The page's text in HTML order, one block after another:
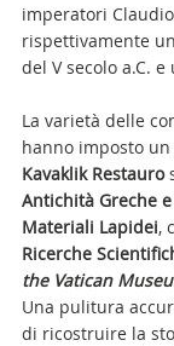
imperatori
rispettivamente
del V secolo a.C.
La varietà delle
hanno imposto
Kavaklik Restauro
Antichità Greche
Materiali Lapidei,
Ricerche
the Vatican
Una pulitura
di ricostruire la